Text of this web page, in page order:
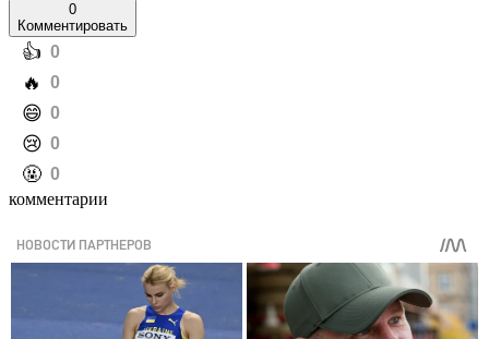
0
Комментировать
️👍 0
️🔥 0
️😄 0
️😢 0
️🤬 0
комментарии